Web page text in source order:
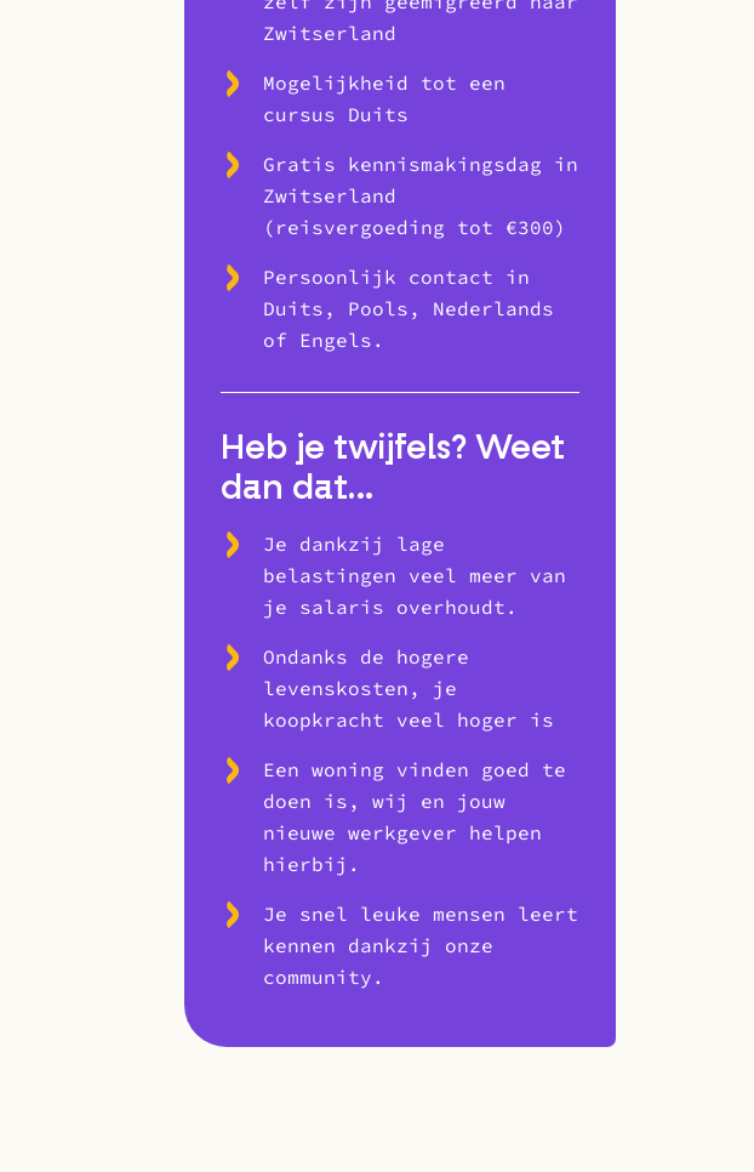
Zwitserland
Mogelijkheid tot een
cursus Duits
Gratis kennismakingsdag in
Zwitserland
(reisvergoeding tot €300)
Persoonlijk contact in
Duits, Pools, Nederlands
of Engels.
Heb je twijfels? Weet
dan dat…
Je dankzij lage
belastingen veel meer van
je salaris overhoudt.
Ondanks de hogere
levenskosten, je
koopkracht veel hoger is
Een woning vinden goed te
doen is, wij en jouw
nieuwe werkgever helpen
hierbij.
Je snel leuke mensen leert
kennen dankzij onze
community.